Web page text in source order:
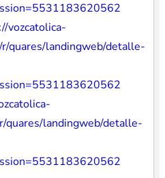
vozcatolica-
r/quares/landingweb/detalle-
quares/landingweb/detalle-